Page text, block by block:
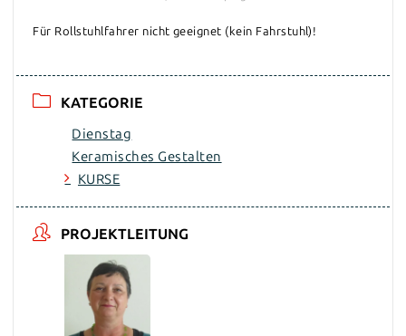
Für Rollstuhlfahrer nicht geeignet (kein Fahrstuhl)!
KATEGORIE
Dienstag
Keramisches Gestalten
KURSE
PROJEKTLEITUNG